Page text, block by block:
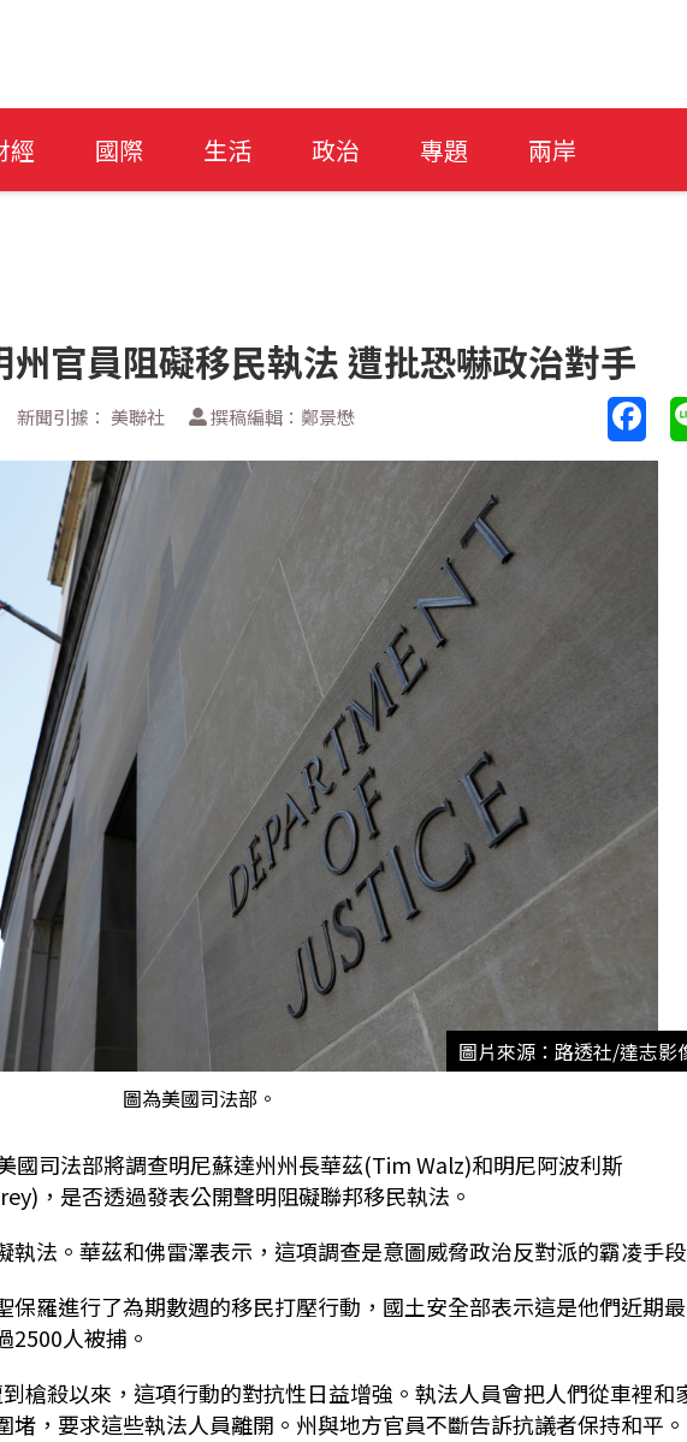
經 國際 生活 政治 專題 兩岸
官員阻礙移民執法 遭批恐嚇政治對手
新聞引據： 美聯社 撰稿編輯：鄭景懋
圖片來源：路透社/達志影
圖為美國司法部。
國司法部將調查明尼蘇達州州長華茲(Tim Walz)和明尼阿波利斯
，是否透過發表公開聲明阻礙聯邦移民執法。
執法。華茲和佛雷澤表示，這項調查是意圖威脅政治反對派的霸凌手
保羅進行了為期數週的移民打壓行動，國土安全部表示這是他們近期
2500人被捕。
槍殺以來，這項行動的對抗性日益增強。執法人員會把人們從車裡和
，要求這些執法人員離開。州與地方官員不斷告訴抗議者保持和平。